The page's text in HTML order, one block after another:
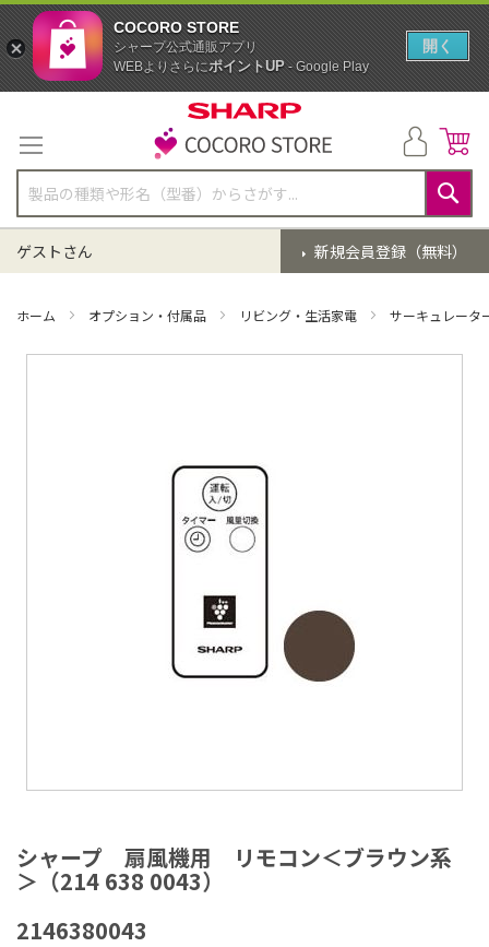
テ
ン
ツ
に
ス
キ
ッ
検
索
新規会員登録（無料）
ゲストさん
ホーム オプション・付属品 リビング・生活家電 サーキュレータ
シャープ 扇風機用 リモコン＜ブラウン系
＞（214 638 0043）
2146380043
メ
ー
ジ
ャ
COCORO STORE
シャープ公式通販アプリ
WEBよりさらにポイントUP- Google Play
開く